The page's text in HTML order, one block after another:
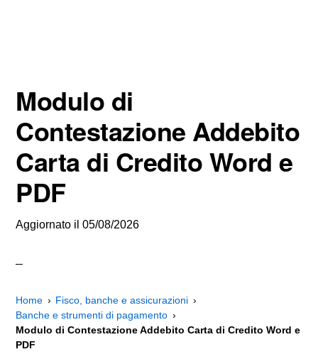
Modulo di
Contestazione Addebito
Carta di Credito Word e
PDF
Aggiornato il05/08/2026
Home
Fisco, banche e assicurazioni
Banche e strumenti di pagamento
Modulo di Contestazione Addebito Carta di Credito Word e
PDF